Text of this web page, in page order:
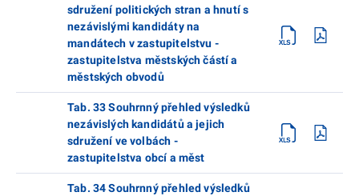
sdružení politických stran a hnutí s
nezávislými kandidáty na
mandátech v zastupitelstvu -
zastupitelstva městských částí a
městských obvodů
Tab. 33 Souhrnný přehled výsledků
nezávislých kandidátů a jejich
sdružení ve volbách -
zastupitelstva obcí a měst
Tab. 34 Souhrnný přehled výsledků